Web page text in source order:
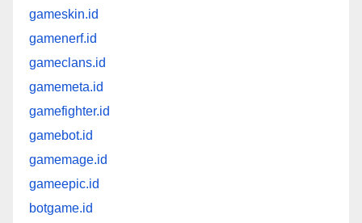
gameskin.id
gamenerf.id
gameclans.id
gamemeta.id
gamefighter.id
gamebot.id
gamemage.id
gameepic.id
botgame.id